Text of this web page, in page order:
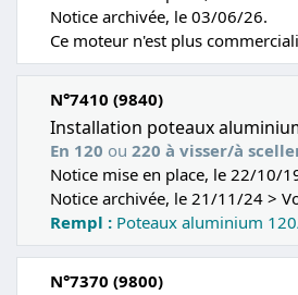
Notice archivée, le 03/06/26.
Ce moteur n'est plus
N°7410 (9840)
Installation poteaux
En 120 ou 220 à visser/à
Notice mise en place, le 22/10/
Notice archivée, le 21/11/24 >
Rempl : Poteaux aluminium
N°7370 (9800)